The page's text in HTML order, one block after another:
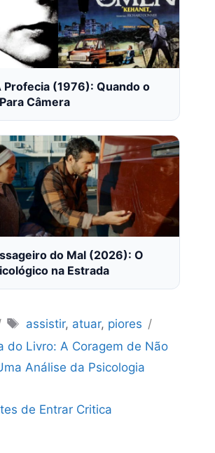
Profecia (1976): Quando o
Câmera
do Mal (2026): O
na Estrada
Tags
assistir, atuar, piores
do Livro: A Coragem de Não
Análise da Psicologia
de Entrar Critica